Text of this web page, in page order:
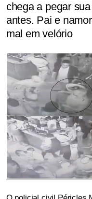
chega a pegar
antes. Pai e
mal em velório